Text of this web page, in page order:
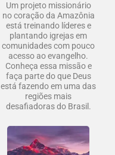
Um projeto missionário
no coração da Amazônia
está treinando líderes e
plantando igrejas em
comunidades com pouco
acesso ao evangelho.
Conheça essa missão e
faça parte do que Deus
está fazendo em uma das
regiões mais
desafiadoras do Brasil.